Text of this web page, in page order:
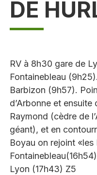
DE
RV à 8h30 gare de
Fontainebleau
Barbizon (9h57).
d’Arbonne et
Raymond (cèdre de
géant), et en
Boyau on rejoint
Lyon (17h43) Z5